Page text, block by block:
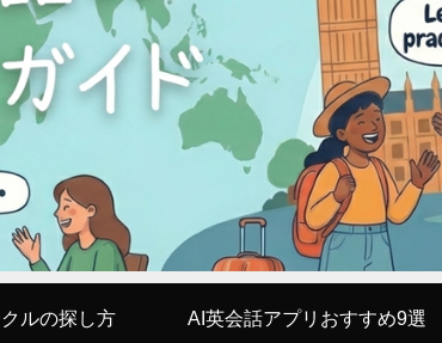
ルの探し方 AI英会話アプリおすすめ9選